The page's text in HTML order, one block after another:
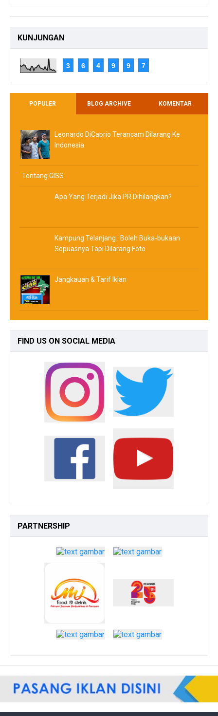
KUNJUNGAN
3 6 4 9 9 7
POPULER BLOG ARCHIVE KOMENTAR
Leonardo DiCaprio Terancam Dilarang Ke
Indonesia
Tentang GISS
Apa Yang Terjadi Jika PR Dihilangkan?
Kampung Telanjang : Boleh Buka-bukaan
Sepuasnya Tapi Dilarang Foto
Jangkauan & Tarif Iklan
FIND US ON SOCIAL MEDIA
PARTNERSHIP